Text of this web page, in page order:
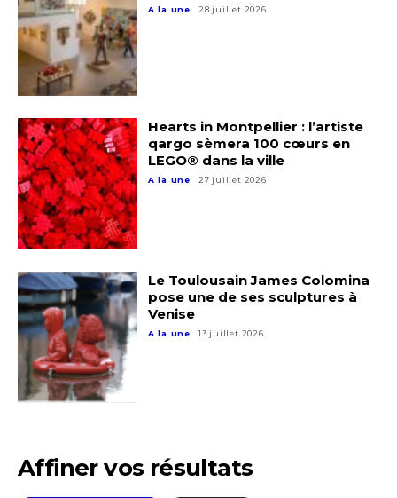
Adresse email*
A la une 28 juillet 2026
Hearts in Montpellier : l’artiste
qargo sèmera 100 cœurs en
LEGO® dans la ville
A la une 27 juillet 2026
Le Toulousain James Colomina
pose une de ses sculptures à
Venise
A la une 13 juillet 2026
Affiner vos résultats